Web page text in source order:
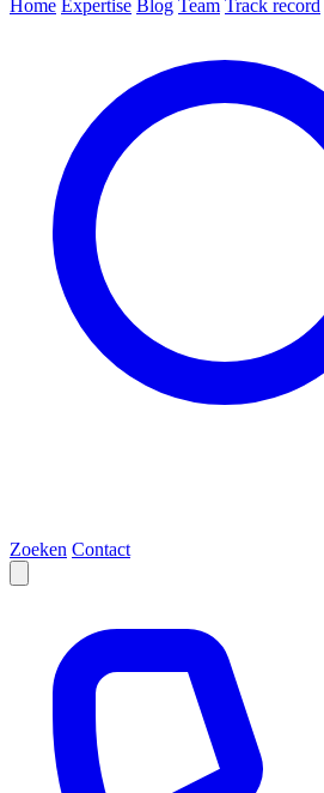
Home Expertise Blog Team Track record
Zoeken Contact